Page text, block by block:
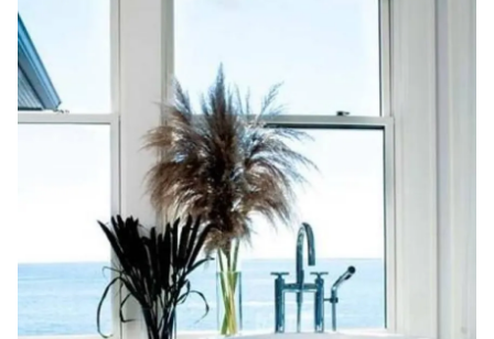
Guardar como favorito
Para poder guardar como favorito, primero has de
Contenido enviado
Gracias por suscribirte a nuestro boletín.